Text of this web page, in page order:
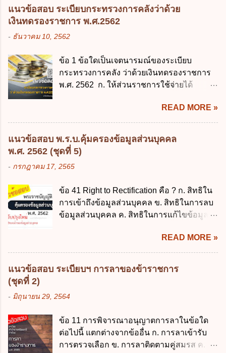
ซึ่งมีอำนาจหน้าที่ตัดสินใจเกี่ยวกับการเก็บ
รวบรวม ใช้ หรือเปิดเผยข้อมูลส่วนบุคคล" คือ
พนักงานเจ้าหน้าที่ ง. ไม่มีข้อใดถูกต้อง ข้อ 5 ผู้
มีอำนาจแต่งตั้งพนักงานเจ้าหน้าที่ตามพระ
ราชบัญญัติคุ้มครองข้อมูลส่วนบุคคล พ.ศ.
ศึกษาภาคบังคับอาศัยอยู่" ออกตามความใน
มีสาระสำคัญดังนี้ 1. คำว่า "เด็ก" หมายถึง เด็ก
เว้นแต่เด็กที่สอบได้ชั้นปีที่ 9 ของการศึกษา
ภาคบังคับแล้ว 2. ผู้ปกครอง คือ 2.1 บิดา
มารดา 2.2 บิดาหรือมารดา ซึ่งเป็นผู้ใช้
กฎหมายแพ่งและพาณิชย์ 2.4 บุคคลที่เด็ก
อยู่ด้วยเป็นประจำหรือที่เด็กอยู่รับใช้การงาน
3. ผู้ปกครองดังกล่าว มีหน้าที่ ส่งเด็กเข้าเรียน
ในสถานศึกษาในวันแรกของการเปิดเรียนภาค
การเปิดเรียนภาคต้น ถ้าสถานศึกษายังมิไ...
แนวข้อสอบ ระเบียบกระทรวงการคลังว่าด้วย
เงินทดรองราชการ พ.ศ.2562
- ธันวาคม 10, 2562
ข้อ 1 ข้อใดเป็นเจตนารมณ์ของระเบียบ
กระทรวงการคลัง ว่าด้วยเงินทดรองราชการ
พ.ศ. 2562 ก. ให้ส่วนราชการใช้จ่ายได้
ส่วนราชการมีเงินทดรองราชการเพื่อรองจ่าย
ตามข้อผูกพันในการกู้เงินจากต่างประเทศ ค.
รองรับการปฏิบัติงานด้านการเงินการคลังตาม
นโยบาย New GFMIS Thai ง. สนับสนุนการให้
ความช่วยเหลือในกรณีจำเป็นเร่งด่วนที่ไม่
สามารถรอการเบิกเงินจากงบประมาณได้ ข้อ
ราชการ พ.ศ. 2562 ออกโดยอาศัยกฎหมาย
แม่บทใด ก. พระราชบัญญัติวิธีการงบ
ประมาณ พ.ศ. 2561 ข. พระราชบัญญัติวินัย
บัญญัติเงินคงคลัง พ.ศ. 2491 ง. ระเบียบ
กระทรวงการคลัง ว่าด้วยการเบิกเงินจากคลัง
การรับเงิน การจ่ายเงิน การเก็บรักษาเงิน และ
สำรองจ่ายได้แห่งละไม่เกินเท่าใร ก. 100,000
บาท ข. 50,000 บาท ค. 30,000 บาท ง. 10,000
บาท ข้อ 4 ดอกเบี้ยที่เกิดจากการนำเงินทดรอง
READ MORE »
แนวข้อสอบ พ.ร.บ.คุ้มครองข้อมูลส่วนบุคคล
พ.ศ. 2562 (ชุดที่ 5)
- กรกฎาคม 17, 2565
ข้อ 41 Right to Rectification คือ ? ก. สิทธิใน
การเข้าถึงข้อมูลส่วนบุคคล ข. สิทธิในการลบ
ข้อมูลส่วนบุคคล ค. สิทธิในการแก้ไขข้อมูล
การประมวลผลข้อมูลส่วนบุคคล ข้อ 42 ผู้
ควบคุมข้อมูลส่วนบุคคลต้องแก้ไขข้อมูลส่วน
บุคคลตามหลักการข้อใด ก. ถูกต้อง เป็น
กฎหมายคุ้มครองข้อมูลส่วนบุคคล ในกรณีผู้
ข้อมูลส่วนบุคคลให้ถูกต้อง ก. ร้องทุกข์ ข. ร้อง
เรียน ค. อุทธรณ์ ง. ฟ้องร้อง ข้อ 44 หลักการ
สำคัญของสิทธิในการลบข้อมูลส่วนบุคคล คือ
READ MORE »
แนวข้อสอบ ระเบียบฯ การลาของข้าราชการ
(ชุดที่ 2)
- มิถุนายน 29, 2564
ข้อ 11 การพิจารณาอนุญาตการลาในข้อใด
ต่อไปนี้ แตกต่างจากข้ออื่น ก. การลาเข้ารับ
การตรวจเลือก ข. การลาติดตามคู่สมรส ค.